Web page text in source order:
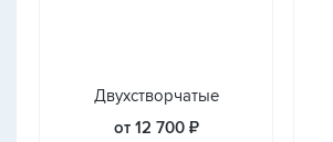
Двухстворчатые
от 12 700 ₽